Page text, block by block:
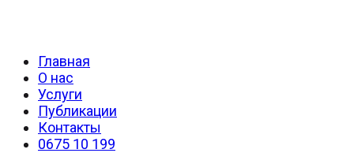
Главная
О нас
Услуги
Публикации
Контакты
0675 10 199